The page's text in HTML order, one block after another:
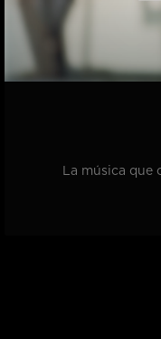
La música que